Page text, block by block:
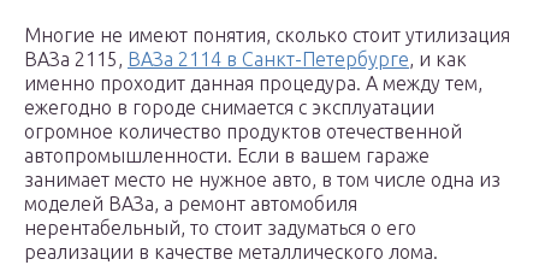
Многие не имеют понятия, сколько стоит утилизация
ВАЗа 2115, ВАЗа 2114 в Санкт-Петербурге, и как
именно проходит данная процедура. А между тем,
ежегодно в городе снимается с эксплуатации
огромное количество продуктов отечественной
автопромышленности. Если в вашем гараже
занимает место не нужное авто, в том числе одна из
моделей ВАЗа, а ремонт автомобиля
нерентабельный, то стоит задуматься о его
реализации в качестве металлического лома.